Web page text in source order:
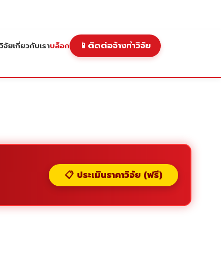
จัยเกี่ยวกับเราบล็อก 📱 ติดต่อจ้างทำวิจัย
📋 ประเมินราคาวิจัย (ฟรี)